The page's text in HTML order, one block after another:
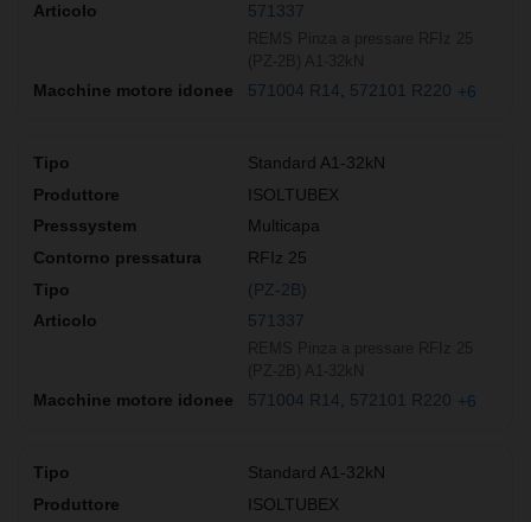
571337
571004 R14 572101 R220 +6
Standard A1-32kN
ISOLTUBEX
Multicapa
RFIz 25
(PZ-2B)
571337
571004 R14 572101 R220 +6
Standard A1-32kN
ISOLTUBEX